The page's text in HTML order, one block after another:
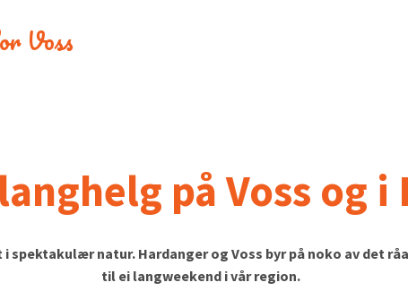
Voss
på Voss og i
natur. Hardanger og Voss byr på noko av det
til ei langweekend i vår region.